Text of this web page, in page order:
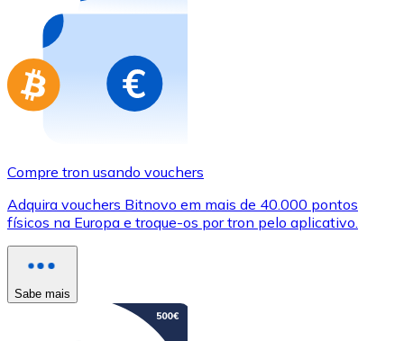
Compre cartões-presente das suas marcas favoritas
Ir para a loja de cartões-presente
Compre tron usando vouchers
Adquira vouchers Bitnovo em mais de 40.000 pontos
físicos na Europa e troque-os por tron pelo aplicativo.
Sabe mais